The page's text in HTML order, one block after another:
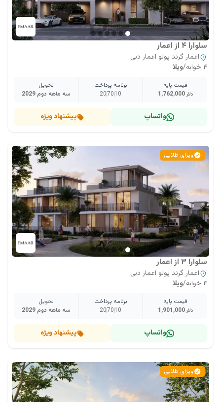
سلوارا ۴ از اعمار
اعمار گرند پولو اعمار دبی
۴ خوابه
/ویلا
قیمت پایه
1,762,000 دلار
برنامه پرداخت
10
70
20
تحویل
سه ماهه دوم 2029
واتساپ پیشنهاد ویژه
ویزای طلایی
سلوارا ۳ از اعمار
اعمار گرند پولو اعمار دبی
۴ خوابه
/ویلا
قیمت پایه
1,901,000 دلار
برنامه پرداخت
10
70
20
تحویل
سه ماهه دوم 2029
واتساپ پیشنهاد ویژه
ویزای طلایی